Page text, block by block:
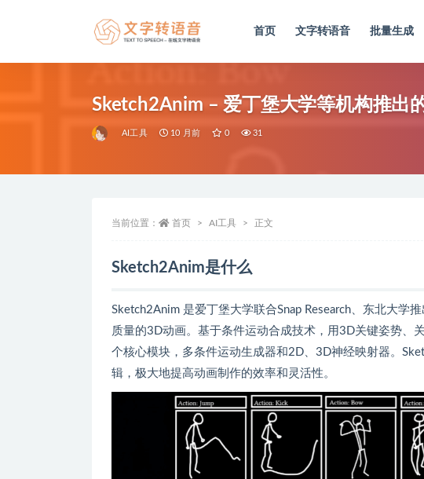
首页 文字转语音 批量生成
Sketch2Anim – 爱丁堡大学等机构推出
AI工具 10 月前 0 31
当前位置： 首页 AI工具 正文
Sketch2Anim是什么
Sketch2Anim 是爱丁堡大学联合Snap Research、东北大学
质量的3D动画。基于条件运动合成技术，用3D关键姿势、
个核心模块，多条件运动生成器和2D、3D神经映射器。
辑，极大地提高动画制作的效率和灵活性。